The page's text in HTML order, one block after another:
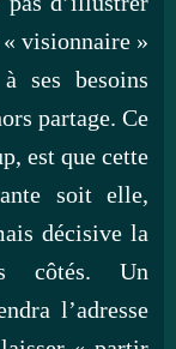
visionnaire »
ses besoins
partage. Ce
est que cette
soit elle,
décisive la
côtés. Un
l’adresse